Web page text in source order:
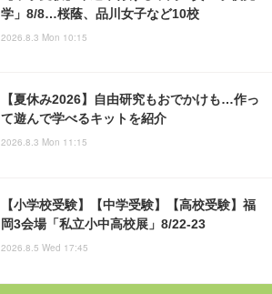
学」8/8…桜蔭、品川女子など10校
2026.8.3 Mon 10:15
【夏休み2026】自由研究もおでかけも…作っ
て遊んで学べるキットを紹介
2026.8.3 Mon 11:15
【小学校受験】【中学受験】【高校受験】福
岡3会場「私立小中高校展」8/22-23
2026.8.5 Wed 17:45